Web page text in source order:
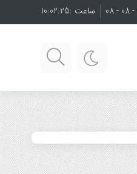
ساعت :10:02:25